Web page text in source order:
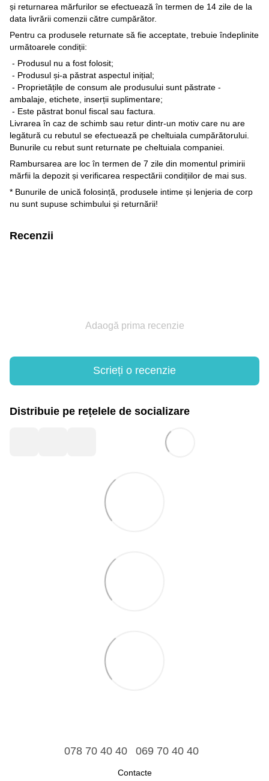
și returnarea mărfurilor se efectuează în termen de 14 zile de la
data livrării comenzii către cumpărător.
Pentru ca produsele returnate să fie acceptate, trebuie îndeplinite
următoarele condiții:
- Produsul nu a fost folosit;
- Produsul și-a păstrat aspectul inițial;
- Proprietățile de consum ale produsului sunt păstrate -
ambalaje, etichete, inserții suplimentare;
- Este păstrat bonul fiscal sau factura.
Livrarea în caz de schimb sau retur dintr-un motiv care nu are
legătură cu rebutul se efectuează pe cheltuiala cumpărătorului.
Bunurile cu rebut sunt returnate pe cheltuiala companiei.
Rambursarea are loc în termen de 7 zile din momentul primirii
mărfii la depozit și verificarea respectării condițiilor de mai sus.
* Bunurile de unică folosință, produsele intime și lenjeria de corp
nu sunt supuse schimbului și returnării!
Recenzii
Adaogă prima recenzie
Scrieți o recenzie
Distribuie pe rețelele de socializare
078 70 40 40 069 70 40 40
Contacte